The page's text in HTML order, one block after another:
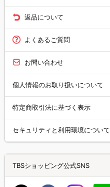
返品について
よくあるご質問
お問い合わせ
個人情報のお取り扱いについて
特定商取引法に基づく表示
セキュリティと利用環境について
TBSショッピング公式SNS